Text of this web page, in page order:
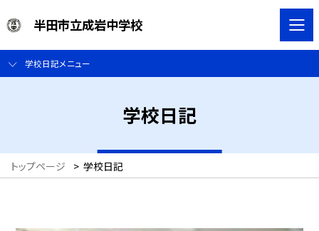
半田市立成岩中学校
学校日記メニュー
学校日記
トップページ > 学校日記